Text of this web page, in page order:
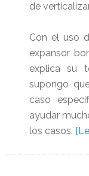
de
Con el uso
expansor
explica su
supongo
caso
ayudar
los casos.